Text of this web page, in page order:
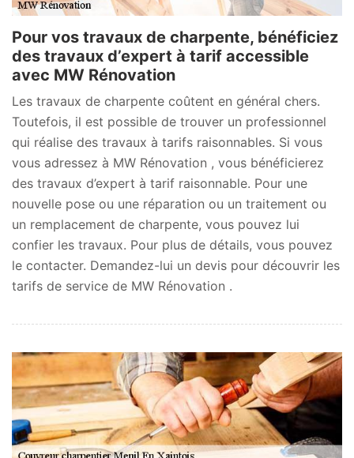
Pour vos travaux de charpente, bénéficiez
des travaux d’expert à tarif accessible
avec MW Rénovation
Les travaux de charpente coûtent en général chers.
Toutefois, il est possible de trouver un professionnel
qui réalise des travaux à tarifs raisonnables. Si vous
vous adressez à MW Rénovation , vous bénéficierez
des travaux d’expert à tarif raisonnable. Pour une
nouvelle pose ou une réparation ou un traitement ou
un remplacement de charpente, vous pouvez lui
confier les travaux. Pour plus de détails, vous pouvez
le contacter. Demandez-lui un devis pour découvrir les
tarifs de service de MW Rénovation .